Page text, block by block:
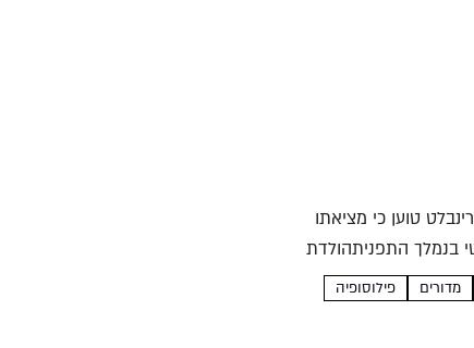
הראשונה אבד והתגלה במנזר רק במאה ה־15. סטיבן גרינבלט טוען כי מציאתו
בנמלך התפניתהולדת
מדורים פילוסופיה